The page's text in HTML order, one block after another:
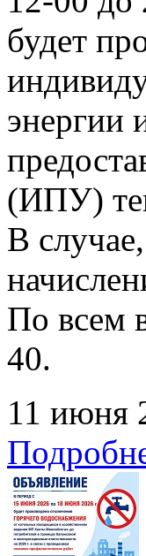
будет
энергии
(ИПУ)
В
По всем
40.
11 июня